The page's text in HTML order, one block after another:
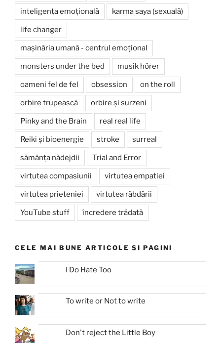
inteligența emoțională karma saya (sexuală)
life changer
mașinăria umană - centrul emoțional
monsters under the bed musik hörer
oameni fel de fel obsession on the roll
orbire trupească orbire și surzeni
Pinky and the Brain real real life
Reiki și bioenergie stroke surreal
sămânța nădejdii Trial and Error
virtutea compasiunii virtutea empatiei
virtutea prieteniei virtutea răbdării
YouTube stuff încredere trădată
CELE MAI BUNE ARTICOLE ȘI PAGINI
I Do Hate Too
To write or Not to write
Don't reject the Little Boy